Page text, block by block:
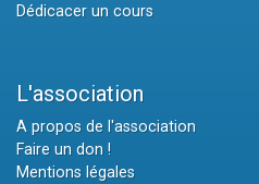
Dédicacer un cours
L'association
A propos de l'association
Faire un don !
Mentions légales